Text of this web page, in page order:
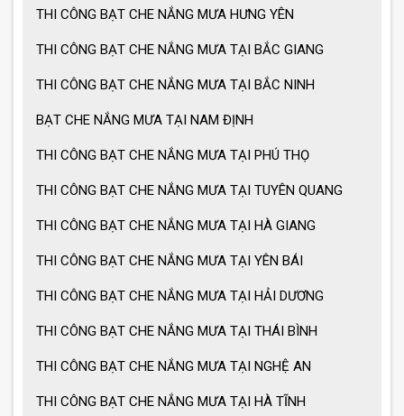
Ô dù che nắng mưa loại lớn
MẪU GIÀN PHƠI THÔNG MINH HOT
THI CÔNG BẠT CHE NẮNG MƯA HƯNG YÊN
THI CÔNG BẠT CHE NẮNG MƯA TẠI BẮC GIANG
THI CÔNG BẠT CHE NẮNG MƯA TẠI BẮC NINH
BẠT CHE NẮNG MƯA TẠI NAM ĐỊNH
THI CÔNG BẠT CHE NẮNG MƯA TẠI PHÚ THỌ
THI CÔNG BẠT CHE NẮNG MƯA TẠI TUYÊN QUANG
THI CÔNG BẠT CHE NẮNG MƯA TẠI HÀ GIANG
THI CÔNG BẠT CHE NẮNG MƯA TẠI YÊN BÁI
THI CÔNG BẠT CHE NẮNG MƯA TẠI HẢI DƯƠNG
THI CÔNG BẠT CHE NẮNG MƯA TẠI THÁI BÌNH
THI CÔNG BẠT CHE NẮNG MƯA TẠI NGHỆ AN
THI CÔNG BẠT CHE NẮNG MƯA TẠI HÀ TĨNH